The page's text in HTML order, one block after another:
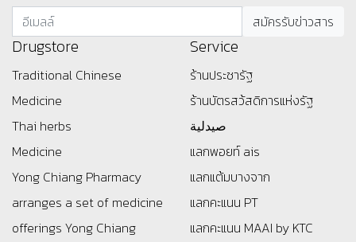
Drugstore
Traditional Chinese
Medicine
Thai herbs
Medicine
Yong Chiang Pharmacy
arranges a set of medicine
offerings Yong Chiang
Service
ร้านประชารัฐ
ร้านบัตรสว้สดิการแห่งรัฐ
صيدلية
แลกพอยท์ ais
แลกแต้มบางจาก
แลกคะแนน PT
แลกคะแนน MAAI by KTC